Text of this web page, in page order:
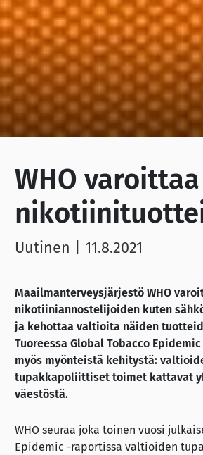
WHO
Uutinen 11.8.2021
Maailmanterveysjärjestö WHO
nikotiiniannostelijoiden kuten
ja kehottaa valtioita näiden
Tuoreessa Global Tobacco
myös myönteistä kehitystä:
tupakkapoliittiset toimet kattavat
väestöstä.
WHO seuraa joka toinen vuosi
Epidemic -raportissa valtioiden